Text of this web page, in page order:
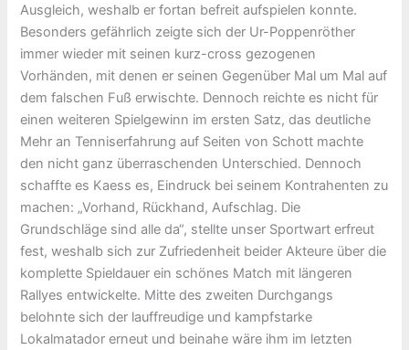
Ausgleich, weshalb er fortan befreit aufspielen konnte.
Besonders gefährlich zeigte sich der Ur-Poppenröther
immer wieder mit seinen kurz-cross gezogenen
Vorhänden, mit denen er seinen Gegenüber Mal um Mal auf
dem falschen Fuß erwischte. Dennoch reichte es nicht für
einen weiteren Spielgewinn im ersten Satz, das deutliche
Mehr an Tenniserfahrung auf Seiten von Schott machte
den nicht ganz überraschenden Unterschied. Dennoch
schaffte es Kaess es, Eindruck bei seinem Kontrahenten zu
machen: „Vorhand, Rückhand, Aufschlag. Die
Grundschläge sind alle da“, stellte unser Sportwart erfreut
fest, weshalb sich zur Zufriedenheit beider Akteure über die
komplette Spieldauer ein schönes Match mit längeren
Rallyes entwickelte. Mitte des zweiten Durchgangs
belohnte sich der lauffreudige und kampfstarke
Lokalmatador erneut und beinahe wäre ihm im letzten